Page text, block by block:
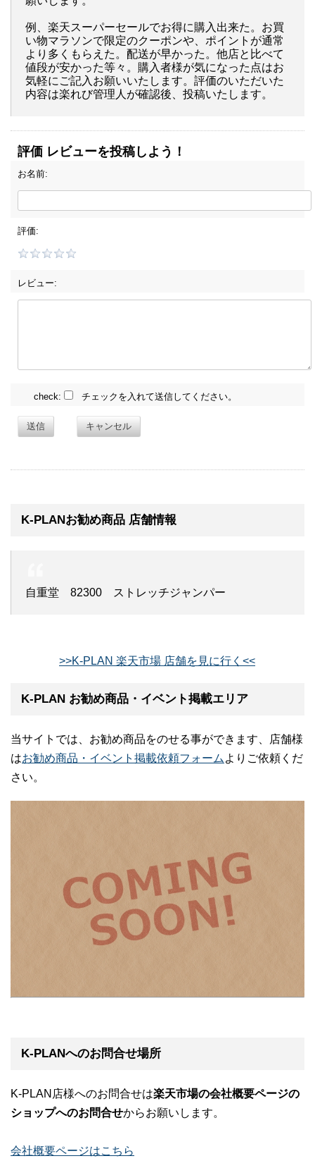
例、楽天スーパーセールでお得に購入出来た。お買
い物マラソンで限定のクーポンや、ポイントが通常
より多くもらえた。配送が早かった。他店と比べて
値段が安かった等々。購入者様が気になった点はお
気軽にご記入お願いいたします。評価のいただいた
内容は楽れび管理人が確認後、投稿いたします。
評価 レビューを投稿しよう！
お名前:
評価:
レビュー:
check: チェックを入れて送信してください。
送信 キャンセル
K-PLANお勧め商品 店舗情報
自重堂 82300 ストレッチジャンパー
>>K-PLAN 楽天市場 店舗を見に行く<<
K-PLAN お勧め商品・イベント掲載エリア
当サイトでは、お勧め商品をのせる事ができます、店舗様
はお勧め商品・イベント掲載依頼フォーム よりご依頼くだ
さい。
K-PLANへのお問合せ場所
K-PLAN店様へのお問合せは楽天市場の会社概要ページの
ショップへのお問合せからお願いします。
会社概要ページはこちら